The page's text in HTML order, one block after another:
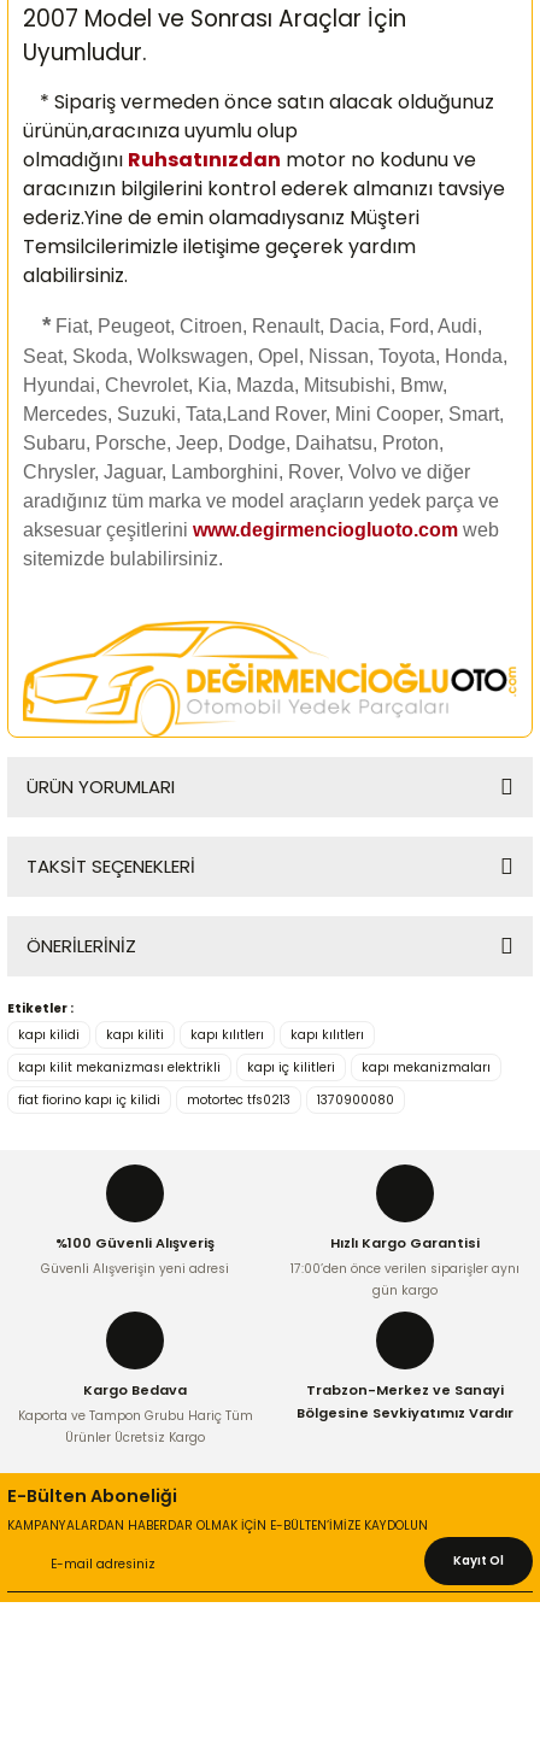
2007 Model ve Sonrası Araçlar İçin
Uyumludur.
* Sipariş vermeden önce satın alacak olduğunuz
ürünün,aracınıza uyumlu olup
olmadığını Ruhsatınızdan motor no kodunu ve
aracınızın bilgilerini kontrol ederek almanızı tavsiye
ederiz.Yine de emin olamadıysanız Müşteri
Temsilcilerimizle iletişime geçerek yardım
alabilirsiniz.
* Fiat, Peugeot, Citroen, Renault, Dacia, Ford, Audi,
Seat, Skoda, Wolkswagen, Opel, Nissan, Toyota, Honda,
Hyundai, Chevrolet, Kia, Mazda, Mitsubishi, Bmw,
Mercedes, Suzuki, Tata,Land Rover, Mini Cooper, Smart,
Subaru, Porsche, Jeep, Dodge, Daihatsu, Proton,
Chrysler, Jaguar, Lamborghini, Rover, Volvo ve diğer
aradığınız tüm marka ve model araçların yedek parça ve
aksesuar çeşitlerini www.degirmenciogluoto.com web
sitemizde bulabilirsiniz.
ÜRÜN YORUMLARI
TAKSİT SEÇENEKLERİ
ÖNERİLERİNİZ
Bu ürünün fiyat bilgisi, resim, ürün açıklamalarında ve diğer
konularda yetersiz gördüğünüz noktaları öneri formunu
kullanarak tarafımıza iletebilirsiniz.
Ürün açıklamasında eksik bilgiler bulunuyor.
Ürün bilgilerinde hatalar bulunuyor.
Ürün fiyatı diğer sitelerden daha pahalı.
Bu ürüne benzer farklı alternatifler olmalı.
Etiketler :
kapı kilidi
kapı kiliti kapı kılıtlerı
kapı kılıtlerı
kapı kilit mekanizması elektrikli
kapı iç kilitleri
kapı mekanizmaları
fiat fiorino kapı iç kilidi
motortec tfs0213 1370900080
%100 Güvenli Alışveriş
Güvenli Alışverişin yeni adresi
Hızlı Kargo Garantisi
17:00’den önce verilen siparişler aynı
gün kargo
Kargo Bedava
Kaporta ve Tampon Grubu Hariç Tüm
Ürünler Ücretsiz Kargo
Trabzon-Merkez ve Sanayi
Bölgesine Sevkiyatımız Vardır
E-Bülten Aboneliği
KAMPANYALARDAN HABERDAR OLMAK İÇİN E-BÜLTEN’İMİZE KAYDOLUN
Kayıt Ol